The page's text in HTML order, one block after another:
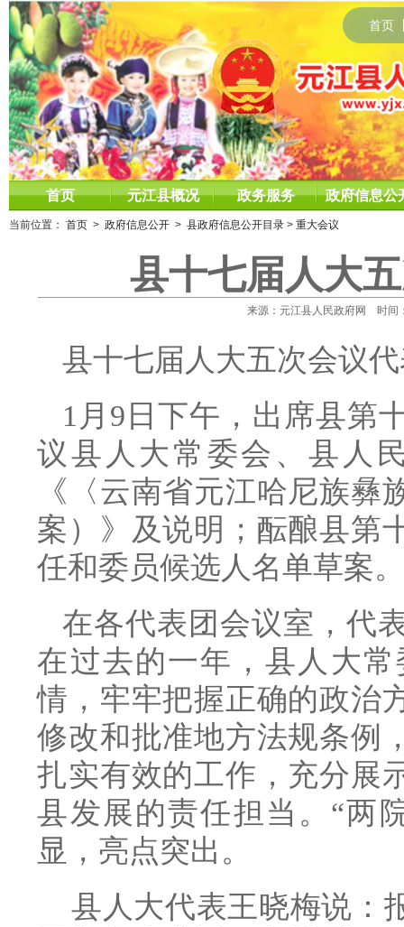
首页
首页 元江县概况 政务服务 政府信息公
当前位置： 首页 > 政府信息公开 > 县政府信息公开目录 > 重大会议
县十七届人大
来源：元江县人民政府网 时间
县十七届人大五次会议
1月9日下午，出席县第
议县人大常委会、县人
《〈云南省元江哈尼族
案）》及说明；酝酿县第
任和委员候选人名单草案
在各代表团会议室，代
在过去的一年，县人大
情，牢牢把握正确的政治
修改和批准地方法规条例
扎实有效的工作，充分展
县发展的责任担当。“两
显，亮点突出。
县人大代表王晓梅说：